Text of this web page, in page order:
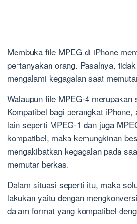
Membuka file MPEG di iPhone
pertanyakan orang. Pasalnya,
mengalami kegagalan saat
Walaupun file MPEG-4 merupakan
Kompatibel bagi perangkat
lain seperti MPEG-1 dan juga
kompatibel, maka kemungkinan
mengakibatkan kegagalan pada
memutar berkas.
Dalam situasi seperti itu, maka
lakukan yaitu dengan
dalam format yang kompatibel